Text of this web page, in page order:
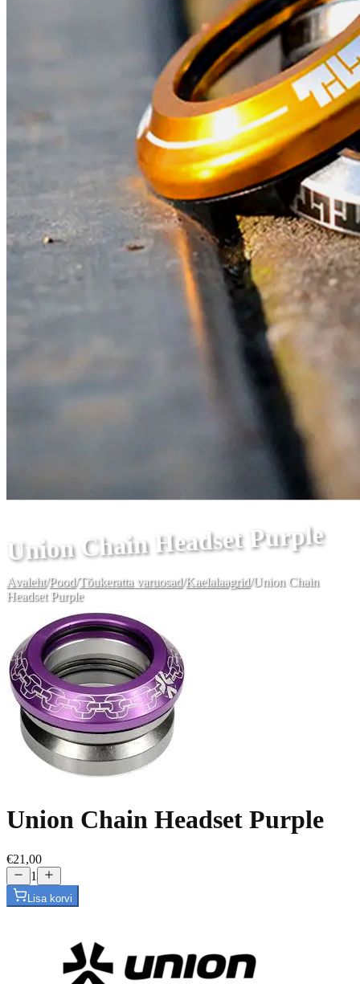
Union Chain Headset Purple
Avaleht/Pood/Tõukeratta varuosad/Kaelalaagrid/Union Chain
Headset Purple
Union Chain Headset Purple
€21,00
1
Lisa korvi